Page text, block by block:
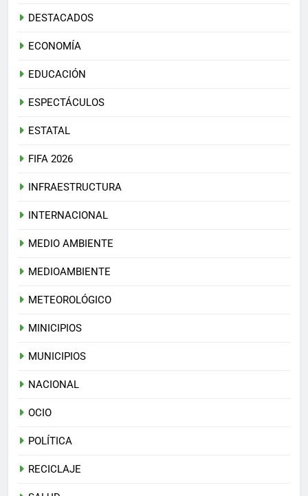
DESTACADOS
ECONOMÍA
EDUCACIÓN
ESPECTÁCULOS
ESTATAL
FIFA 2026
INFRAESTRUCTURA
INTERNACIONAL
MEDIO AMBIENTE
MEDIOAMBIENTE
METEOROLÓGICO
MINICIPIOS
MUNICIPIOS
NACIONAL
OCIO
POLÍTICA
RECICLAJE